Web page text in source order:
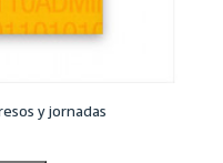
y jornadas